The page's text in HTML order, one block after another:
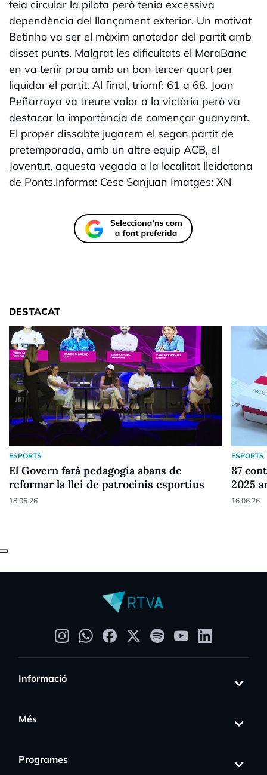
feia circular la pilota però tenia excessiva
dependència del llançament exterior. Un motivat
Betinho va ser el màxim anotador del partit amb
disset punts. Malgrat les dificultats el MoraBanc
en va tenir prou amb un bon tercer quart per
liquidar el partit. Al final, triomf: 61 a 68. Joan
Peñarroya va treure valor a la victòria però va
destacar la importància de començar guanyant.
El proper dissabte jugarem el segon partit de
pretemporada, amb un altre equip ACB, el
Joventut, aquesta vegada a la localitat lleidatana
de Ponts.Informa: Cesc Sanjuan Imatges: XN
DESTACAT
ESPORTS
El Govern farà pedagogia abans de
reformar la llei de patrocinis esportius
18.06.26
ESPORTS
87
2025
16.06.26
Informació
Més
Programes